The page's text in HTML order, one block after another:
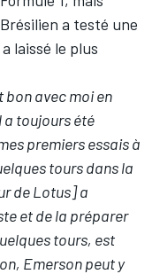
a testé une
laissé le plus
avec moi en
a toujours été
premiers essais à
tours dans la
de Lotus] a
et de la préparer
tours, est
Emerson peut y